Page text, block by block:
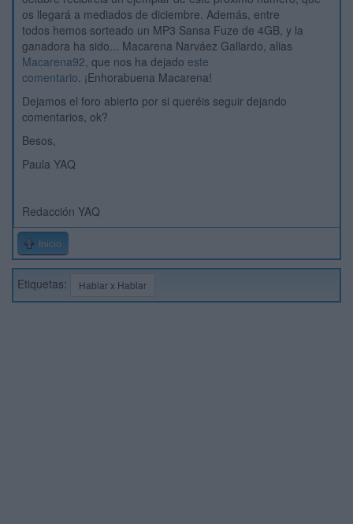
os llegará a mediados de diciembre. Además, entre
todos hemos sorteado un MP3 Sansa Fuze de 4GB, y la
ganadora ha sido... Macarena Narváez Gallardo, alias
Macarena92, que nos ha dejado este
comentario. ¡Enhorabuena Macarena!
Dejamos el foro abierto por si queréis seguir dejando
comentarios, ok?
Besos,
Paula YAQ
Redacción YAQ
Inicio
Etiquetas: Hablar x Hablar